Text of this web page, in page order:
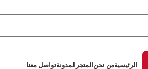
الرئيسيةمن نحن المتجر المدونةتواصل معنا